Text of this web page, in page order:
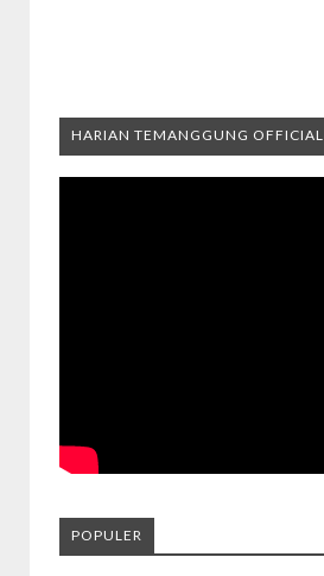
HARIAN TEMANGGUNG OFFICIAL
POPULER